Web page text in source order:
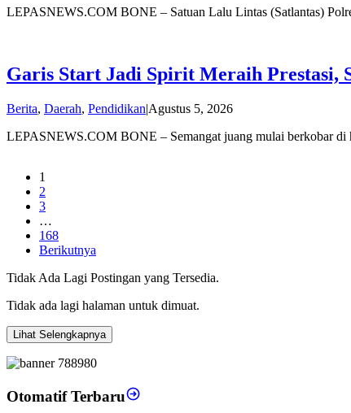
LEPASNEWS.COM BONE – Satuan Lalu Lintas (Satlantas)
Garis Start Jadi Spirit Meraih Prestasi,
Berita, Daerah, Pendidikan|Agustus 5, 2026oleh
LEPASNEWS.COM BONE – Semangat juang mulai berkobar di
1
2
3
…
168
Berikutnya
Tidak Ada Lagi Postingan yang Tersedia.
Tidak ada lagi halaman untuk dimuat.
Lihat Selengkapnya
Otomatif Terbaru